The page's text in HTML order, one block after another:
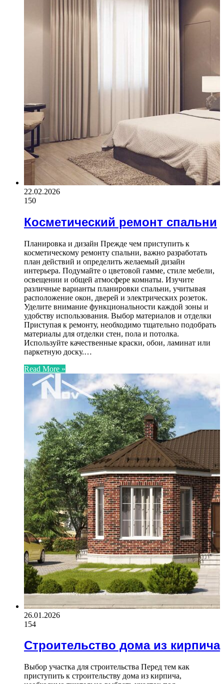
22.02.2026
150
Косметический ремонт спальни
Планировка и дизайн Прежде чем приступить к
косметическому ремонту спальни, важно разработать
план действий и определить желаемый дизайн
интерьера. Подумайте о цветовой гамме, стиле мебели,
освещении и общей атмосфере комнаты. Изучите
различные варианты планировки спальни, учитывая
расположение окон, дверей и электрических розеток.
Уделите внимание функциональности каждой зоны и
удобству использования. Выбор материалов и отделки
Приступая к ремонту, необходимо тщательно подобрать
материалы для отделки стен, пола и потолка.
Используйте качественные краски, обои, ламинат или
паркетную доску.…
Read More »
26.01.2026
154
Строительство дома из кирпича
Выбор участка для строительства Перед тем как
приступить к строительству дома из кирпича,